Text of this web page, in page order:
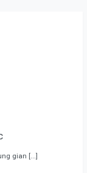
gian [...]